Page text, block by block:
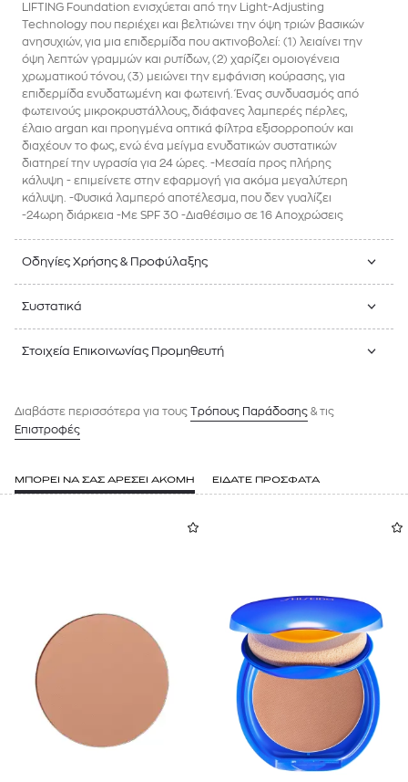
LIFTING Foundation ενισχύεται από την Light-Adjusting
Technology που περιέχει και βελτιώνει την όψη τριών βασικών
ανησυχιών, για μια επιδερμίδα που ακτινοβολεί: (1) λειαίνει την
όψη λεπτών γραμμών και ρυτίδων, (2) χαρίζει ομοιογένεια
χρωματικού τόνου, (3) μειώνει την εμφάνιση κούρασης, για
επιδερμίδα ενυδατωμένη και φωτεινή. Ένας συνδυασμός από
φωτεινούς μικροκρυστάλλους, διάφανες λαμπερές πέρλες,
έλαιο argan και προηγμένα οπτικά φίλτρα εξισορροπούν και
διαχέουν το φως, ενώ ένα μείγμα ενυδατικών συστατικών
διατηρεί την υγρασία για 24 ώρες. -Μεσαία προς πλήρης
κάλυψη - επιμείνετε στην εφαρμογή για ακόμα μεγαλύτερη
κάλυψη. -Φυσικά λαμπερό αποτέλεσμα, που δεν γυαλίζει
-24ωρη διάρκεια -Με SPF 30 -Διαθέσιμο σε 16 Αποχρώσεις
Οδηγίες Χρήσης & Προφύλαξης
Συστατικά
Στοιχεία Επικοινωνίας Προμηθευτή
Διαβάστε περισσότερα για τους Tρόπους Παράδοσης & τις
Επιστροφές
ΜΠΟΡΕΙ ΝΑ ΣΑΣ ΑΡΕΣΕΙ ΑΚΟΜΗ ΕΙΔΑΤΕ ΠΡΟΣΦΑΤΑ